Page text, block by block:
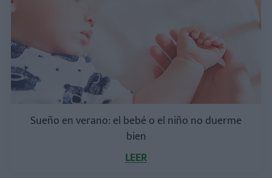
Sueño en verano: el bebé o el niño no duerme
bien
LEER